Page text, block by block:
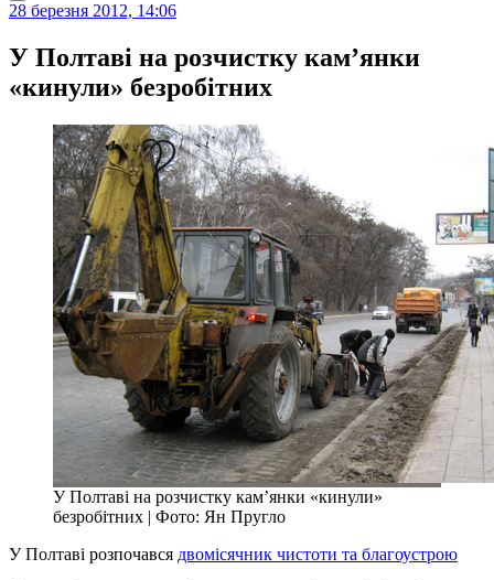
28 березня 2012, 14:06
У Полтаві на розчистку кам’янки
«кинули» безробітних
У Полтаві на розчистку кам’янки «кинули»
безробітних | Фото: Ян Пругло
У Полтаві розпочався двомісячник чистоти та благоустрою